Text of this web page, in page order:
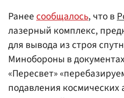
Ранеесообщалось, что в
лазерный комплекс,
для вывода из строя
Минобороны в
«Пересвет»
подавления космических